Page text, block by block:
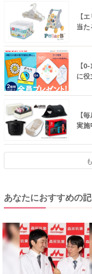
【
当た
【
に役
【
実施
あなたにおすすめの